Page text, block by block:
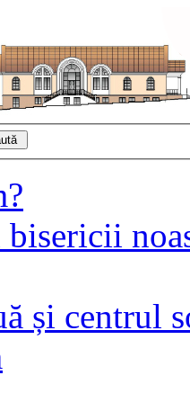
și centrul